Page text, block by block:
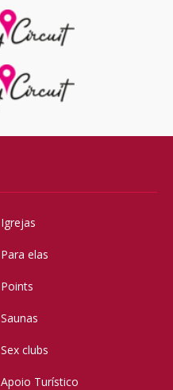
Igrejas
Para elas
Points
Saunas
Sex clubs
Apoio Turístico